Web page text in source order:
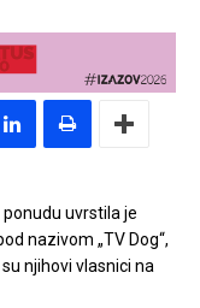
uvrstila je
nazivom „TV Dog“,
njihovi vlasnici na